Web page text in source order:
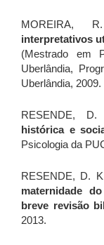
MOREIRA,
interpretativos
(Mestrado em
Uberlândia,
Uberlândia, 2009.
RESENDE,
histórica e
Psicologia da
RESENDE, D.
maternidade
breve revisão
2013.